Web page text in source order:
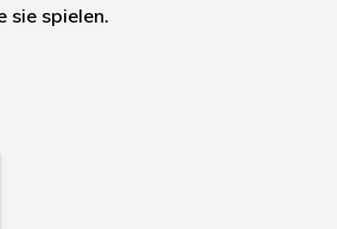
sie spielen.